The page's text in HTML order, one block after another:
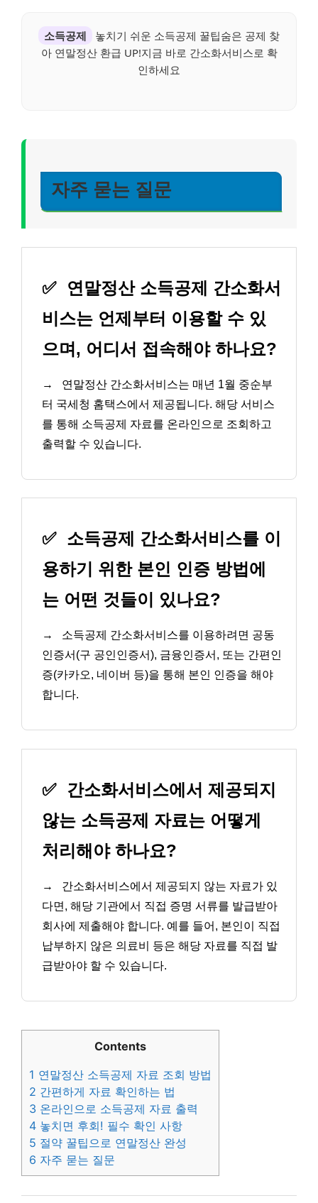
소득공제
놓치기 쉬운 소득공제 꿀팁숨은 공제 찾
아 연말정산 환급 UP!지금 바로 간소화서비스로 확
인하세요
자주 묻는 질문
✅
연말정산 소득공제 간소화서
비스는 언제부터 이용할 수 있
으며, 어디서 접속해야 하나요?
→
연말정산 간소화서비스는 매년 1월 중순부
터 국세청 홈택스에서 제공됩니다. 해당 서비스
를 통해 소득공제 자료를 온라인으로 조회하고
출력할 수 있습니다.
✅ 소득공제 간소화서비스를 이
용하기 위한 본인 인증 방법에
는 어떤 것들이 있나요?
→
소득공제 간소화서비스를 이용하려면 공동
인증서(구 공인인증서), 금융인증서, 또는 간편인
증(카카오, 네이버 등)을 통해 본인 인증을 해야
합니다.
✅
간소화서비스에서 제공되지
않는 소득공제 자료는 어떻게
처리해야 하나요?
→
간소화서비스에서 제공되지 않는 자료가 있
다면, 해당 기관에서 직접 증명 서류를 발급받아
회사에 제출해야 합니다. 예를 들어, 본인이 직접
납부하지 않은 의료비 등은 해당 자료를 직접 발
급받아야 할 수 있습니다.
Contents
1 연말정산 소득공제 자료 조회 방법
2 간편하게 자료 확인하는 법
3 온라인으로 소득공제 자료 출력
4 놓치면 후회! 필수 확인 사항
5 절약 꿀팁으로 연말정산 완성
6 자주 묻는 질문